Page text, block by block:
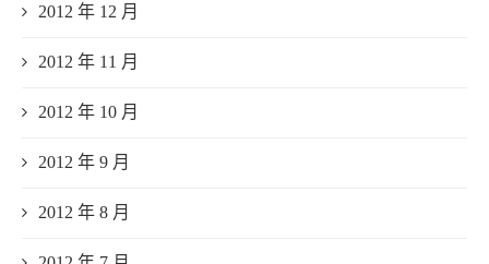
2012 年 12 月
2012 年 11 月
2012 年 10 月
2012 年 9 月
2012 年 8 月